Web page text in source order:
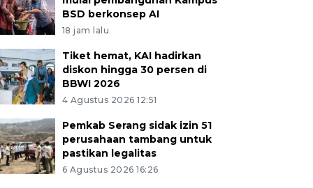
BSD berkonsep AI
18 jam lalu
Tiket hemat, KAI hadirkan
diskon hingga 30 persen di
BBWI 2026
4 Agustus 2026 12:51
Pemkab Serang sidak izin 51
perusahaan tambang untuk
pastikan legalitas
6 Agustus 2026 16:26